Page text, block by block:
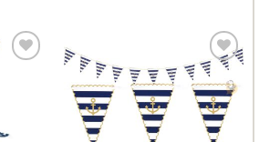
Ajouter
aux
favoris